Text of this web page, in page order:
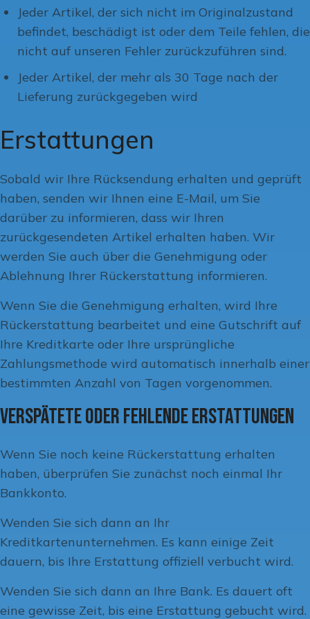
Jeder Artikel, der sich nicht im Originalzustand
befindet, beschädigt ist oder dem Teile fehlen, die
nicht auf unseren Fehler zurückzuführen sind.
Jeder Artikel, der mehr als 30 Tage nach der
Lieferung zurückgegeben wird
Erstattungen
Sobald wir Ihre Rücksendung erhalten und geprüft
haben, senden wir Ihnen eine E-Mail, um Sie
darüber zu informieren, dass wir Ihren
zurückgesendeten Artikel erhalten haben. Wir
werden Sie auch über die Genehmigung oder
Ablehnung Ihrer Rückerstattung informieren.
Wenn Sie die Genehmigung erhalten, wird Ihre
Rückerstattung bearbeitet und eine Gutschrift auf
Ihre Kreditkarte oder Ihre ursprüngliche
Zahlungsmethode wird automatisch innerhalb einer
bestimmten Anzahl von Tagen vorgenommen.
Verspätete oder fehlende Erstattungen
Wenn Sie noch keine Rückerstattung erhalten
haben, überprüfen Sie zunächst noch einmal Ihr
Bankkonto.
Wenden Sie sich dann an Ihr
Kreditkartenunternehmen. Es kann einige Zeit
dauern, bis Ihre Erstattung offiziell verbucht wird.
Wenden Sie sich dann an Ihre Bank. Es dauert oft
eine gewisse Zeit, bis eine Erstattung gebucht wird.